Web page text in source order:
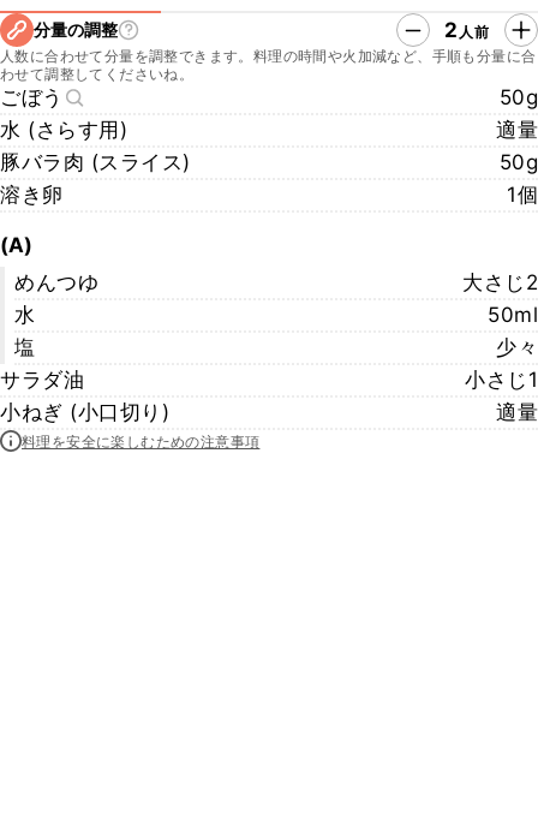
分量の調整 2 人前
人数に合わせて分量を調整できます。料理の時間や火加減など、手順も分量に合
わせて調整してくださいね。
ごぼう
50g
水 (さらす用)
適量
豚バラ肉 (スライス)
50g
溶き卵
1個
(A)
めんつゆ
大さじ2
水
50ml
塩
少々
サラダ油
小さじ1
小ねぎ (小口切り)
適量
料理を安全に楽しむための注意事項